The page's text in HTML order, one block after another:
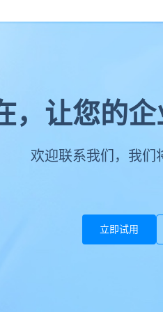
，让您的
欢迎联系我们，我们
立即试用